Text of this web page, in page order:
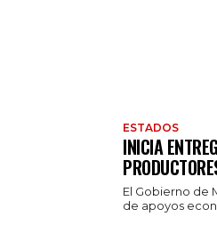
ESTADOS
INICIA
El Gobierno de
de apoyos